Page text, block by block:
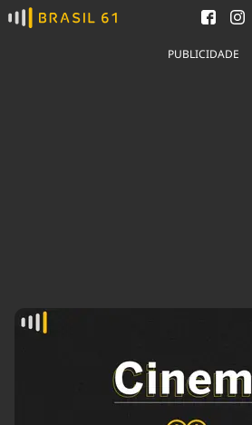
Ver todas as notícias
Agronegócios
Cultura
Economia
Educação
Infraestrutura
PUBLICIDADE